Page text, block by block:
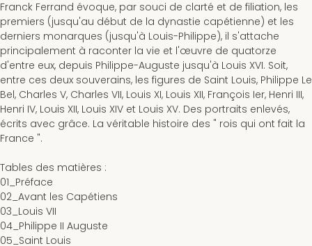
Franck Ferrand évoque, par souci de clarté et de filiation, les
premiers (jusqu'au début de la dynastie capétienne) et les
derniers monarques (jusqu'à Louis-Philippe), il s'attache
principalement à raconter la vie et l'œuvre de quatorze
d'entre eux, depuis Philippe-Auguste jusqu'à Louis XVI. Soit,
entre ces deux souverains, les figures de Saint Louis, Philippe Le
Bel, Charles V, Charles VII, Louis XI, Louis XII, François Ier, Henri III,
Henri IV, Louis XII, Louis XIV et Louis XV. Des portraits enlevés,
écrits avec grâce. La véritable histoire des " rois qui ont fait la
France ".
Tables des matières :
01_Préface
02_Avant les Capétiens
03_Louis VII
04_Philippe II Auguste
05_Saint Louis